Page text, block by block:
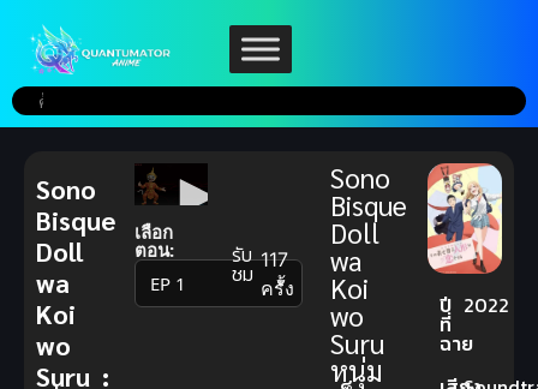
เลือก
ตอน:
▼
รับ
ชม 117
ครั้ง
Sono
Bisque
Doll
wa
Koi
wo
Suru
หนุ่ม
ปี
ที่
ฉาย
2022
Sono
Bisque
Doll
wa
Koi
wo
Suru :